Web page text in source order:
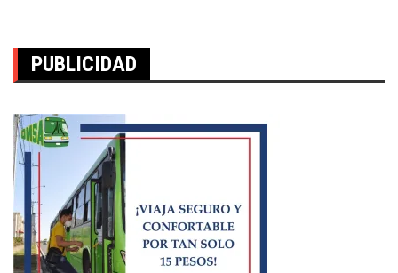
PUBLICIDAD